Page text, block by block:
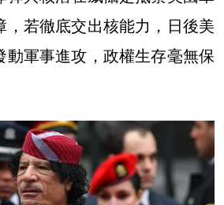
，若徹底交出核能力，日後美
動軍事進攻，政權生存毫無保